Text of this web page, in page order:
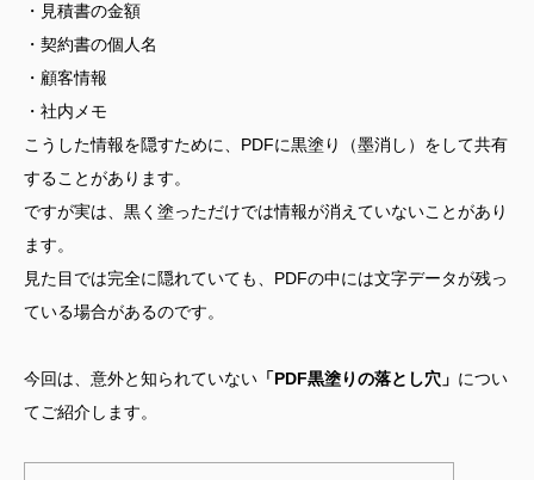
・見積書の金額
・契約書の個人名
・顧客情報
・社内メモ
こうした情報を隠すために、PDFに黒塗り（墨消し）をして共有
することがあります。
ですが実は、黒く塗っただけでは情報が消えていないことがあり
ます。
見た目では完全に隠れていても、PDFの中には文字データが残っ
ている場合があるのです。
今回は、意外と知られていない 「PDF黒塗りの落とし穴」 につい
てご紹介します。